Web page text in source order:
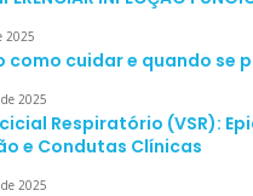
2025
como cuidar e quando se
2025
Respiratório (VSR):
e Condutas Clínicas
2025